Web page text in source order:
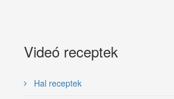
Videó receptek
Hal receptek